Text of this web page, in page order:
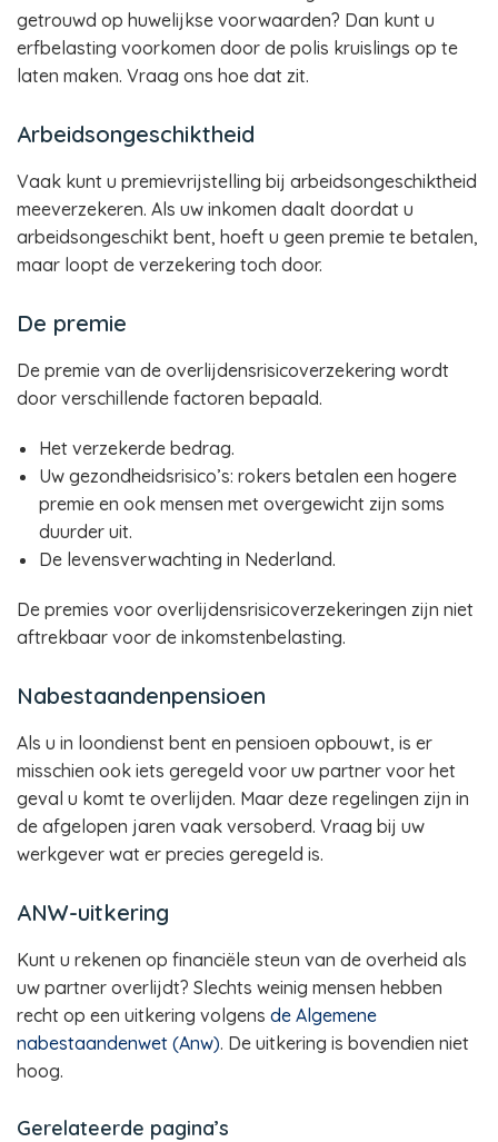
getrouwd op huwelijkse voorwaarden? Dan kunt u
erfbelasting voorkomen door de polis kruislings op te
laten maken. Vraag ons hoe dat zit.
Arbeidsongeschiktheid
Vaak kunt u premievrijstelling bij arbeidsongeschiktheid
meeverzekeren. Als uw inkomen daalt doordat u
arbeidsongeschikt bent, hoeft u geen premie te betalen,
maar loopt de verzekering toch door.
De premie
De premie van de overlijdensrisicoverzekering wordt
door verschillende factoren bepaald.
Het verzekerde bedrag.
Uw gezondheidsrisico’s: rokers betalen een hogere
premie en ook mensen met overgewicht zijn soms
duurder uit.
De levensverwachting in Nederland.
De premies voor overlijdensrisicoverzekeringen zijn niet
aftrekbaar voor de inkomstenbelasting.
Nabestaandenpensioen
Als u in loondienst bent en pensioen opbouwt, is er
misschien ook iets geregeld voor uw partner voor het
geval u komt te overlijden. Maar deze regelingen zijn in
de afgelopen jaren vaak versoberd. Vraag bij uw
werkgever wat er precies geregeld is.
ANW-uitkering
Kunt u rekenen op financiële steun van de overheid als
uw partner overlijdt? Slechts weinig mensen hebben
recht op een uitkering volgens de Algemene
nabestaandenwet (Anw). De uitkering is bovendien niet
hoog.
Gerelateerde pagina’s